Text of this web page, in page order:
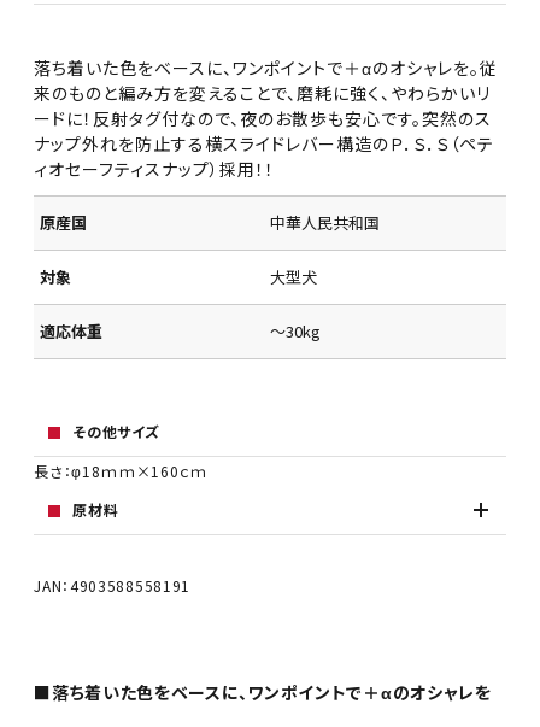
落ち着いた色をベースに、ワンポイントで＋αのオシャレを。従
来のものと編み方を変えることで、磨耗に強く、やわらかいリ
ードに！反射タグ付なので、夜のお散歩も安心です。突然のス
ナップ外れを防止する横スライドレバー構造のＰ．Ｓ．Ｓ（ペテ
ィオセーフティスナップ）採用！！
原産国 中華人民共和国
対象 大型犬
適応体重 ～30kg
その他サイズ
長さ：φ18ｍｍ×160ｃｍ
原材料
JAN：4903588558191
■落ち着いた色をベースに、ワンポイントで＋αのオシャレを